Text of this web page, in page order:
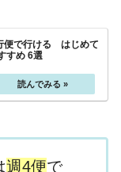
便で行ける はじめて
すめ 6選
週4便で